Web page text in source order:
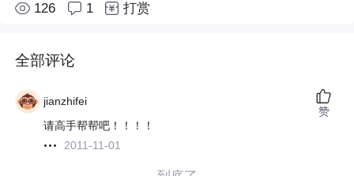
126 1 打赏
全部评论
jianzhifei
请高手帮帮吧！！！！
2011-11-01
赞